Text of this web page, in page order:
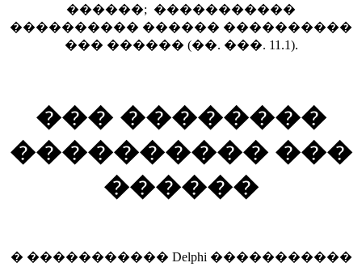
������; �����������
���������� ������ ����������
��� ������ (��. ���. 11.1).
��� ��������
���������� ���
������
� ����������� Delphi �����������